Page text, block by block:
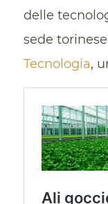
delle
sede torinese
Tecnologia,